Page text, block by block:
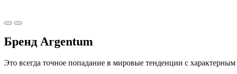
Бренд Argentum
Это всегда точное попадание в мировые тенденции с